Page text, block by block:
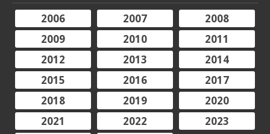
2006
2007
2008
2009
2010
2011
2012
2013
2014
2015
2016
2017
2018
2019
2020
2021
2022
2023